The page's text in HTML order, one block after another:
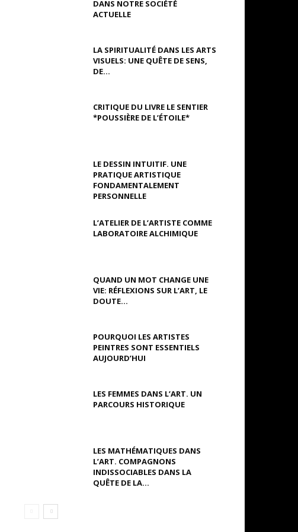
DANS NOTRE SOCIÉTÉ
ACTUELLE
LA SPIRITUALITÉ DANS LES ARTS
VISUELS: UNE QUÊTE DE SENS,
DE...
CRITIQUE DU LIVRE LE SENTIER
*POUSSIÈRE DE L’ÉTOILE*
LE DESSIN INTUITIF. UNE
PRATIQUE ARTISTIQUE
FONDAMENTALEMENT
PERSONNELLE
L’ATELIER DE L’ARTISTE COMME
LABORATOIRE ALCHIMIQUE
QUAND UN MOT CHANGE UNE
VIE: RÉFLEXIONS SUR L’ART, LE
DOUTE...
POURQUOI LES ARTISTES
PEINTRES SONT ESSENTIELS
AUJOURD’HUI
LES FEMMES DANS L’ART. UN
PARCOURS HISTORIQUE
LES MATHÉMATIQUES DANS
L’ART. COMPAGNONS
INDISSOCIABLES DANS LA
QUÊTE DE LA...